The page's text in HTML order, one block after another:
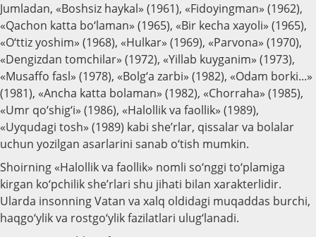
Jumladan, «Boshsiz haykal» (1961), «Fidoyingman» (1962),
«Qachon katta bo‘laman» (1965), «Bir kecha xayoli» (1965),
«O‘ttiz yoshim» (1968), «Hulkar» (1969), «Parvona» (1970),
«Dengizdan tomchilar» (1972), «Yillab kuyganim» (1973),
«Musaffo fasl» (1978), «Bolg‘a zarbi» (1982), «Odam borki...»
(1981), «Ancha katta bolaman» (1982), «Chorraha» (1985),
«Umr qo‘shig‘i» (1986), «Halollik va faollik» (1989),
«Uyqudagi tosh» (1989) kabi she’rlar, qissalar va bolalar
uchun yozilgan asarlarini sanab o‘tish mumkin.
Shoirning «Halollik va faollik» nomli so‘nggi to‘plamiga
kirgan ko‘pchilik she’rlari shu jihati bilan xarakterlidir.
Ularda insonning Vatan va xalq oldidagi muqaddas burchi,
haqgo‘ylik va rostgo‘ylik fazilatlari ulug‘lanadi.